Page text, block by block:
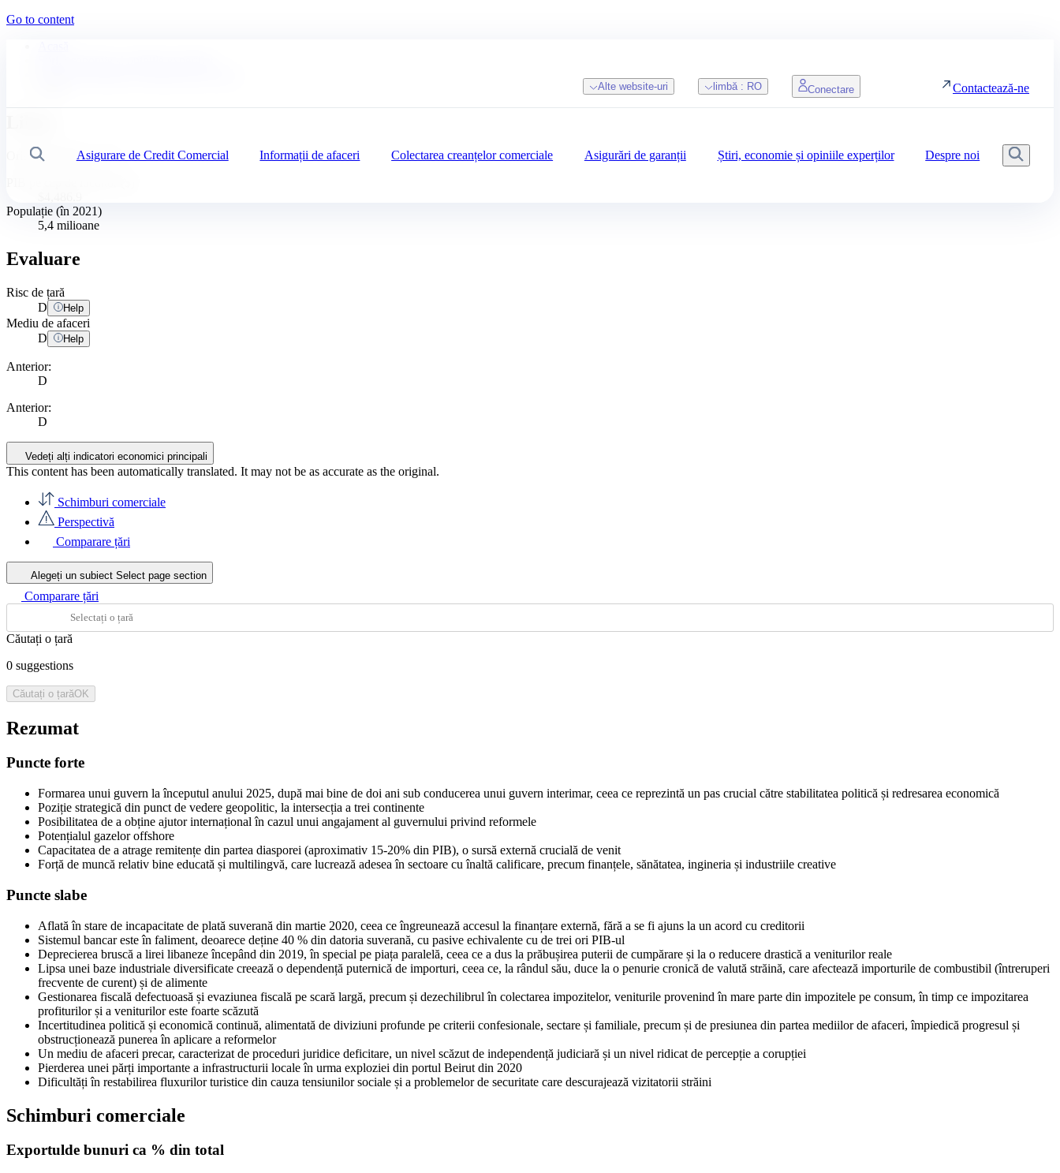
Go to content
CăutareAsigurare de Credit Comercial Informații de afaceri Colectarea creanțelor comerciale Asigurări de garanții Știri, economie și opiniile experților Despre noi
Alte website-uri limbă : RO Conectare Contactează-ne
Orientul Mijlociu, Asia
Populație (în 2021)
5,4 milioane
Evaluare
Risc de țară
D
Help
Mediu de afaceri
D
Help
Anterior:
D
Anterior:
D
Vedeți alți indicatori economici principali
This content has been automatically translated. It may not be as accurate as the original.
Schimburi comerciale
Perspectivă
Comparare țări
Alegeți un subiect Select page section
Comparare țări
Căutați o țară
0 suggestions
Căutați o țarăOK
Rezumat
Puncte forte
Formarea unui guvern la începutul anului 2025, după mai bine de doi ani sub conducerea unui guvern interimar, ceea ce reprezintă un pas crucial către stabilitatea politică și redresarea economică
Poziție strategică din punct de vedere geopolitic, la intersecția a trei continente
Posibilitatea de a obține ajutor internațional în cazul unui angajament al guvernului privind reformele
Potențialul gazelor offshore
Capacitatea de a atrage remitențe din partea diasporei (aproximativ 15-20% din PIB), o sursă externă crucială de venit
Forță de muncă relativ bine educată și multilingvă, care lucrează adesea în sectoare cu înaltă calificare, precum finanțele, sănătatea, ingineria și industriile creative
Puncte slabe
Aflată în stare de incapacitate de plată suverană din martie 2020, ceea ce îngreunează accesul la finanțare externă, fără a se fi ajuns la un acord cu creditorii
Sistemul bancar este în faliment, deoarece deține 40 % din datoria suverană, cu pasive echivalente cu de trei ori PIB-ul
Deprecierea bruscă a lirei libaneze începând din 2019, în special pe piața paralelă, ceea ce a dus la prăbușirea puterii de cumpărare și la o reducere drastică a veniturilor reale
Lipsa unei baze industriale diversificate creează o dependență puternică de importuri, ceea ce, la rândul său, duce la o penurie cronică de valută străină, care afectează importurile de combustibil (întreruperi
frecvente de curent) și de alimente
Gestionarea fiscală defectuoasă și evaziunea fiscală pe scară largă, precum și dezechilibrul în colectarea impozitelor, veniturile provenind în mare parte din impozitele pe consum, în timp ce impozitarea
profiturilor și a veniturilor este foarte scăzută
Incertitudinea politică și economică continuă, alimentată de diviziuni profunde pe criterii confesionale, sectare și familiale, precum și de presiunea din partea mediilor de afaceri, împiedică progresul și
obstrucționează punerea în aplicare a reformelor
Un mediu de afaceri precar, caracterizat de proceduri juridice deficitare, un nivel scăzut de independență judiciară și un nivel ridicat de percepție a corupției
Pierderea unei părți importante a infrastructurii locale în urma exploziei din portul Beirut din 2020
Dificultăți în restabilirea fluxurilor turistice din cauza tensiunilor sociale și a problemelor de securitate care descurajează vizitatorii străini
Schimburi comerciale
Exportulde bunuri ca % din total